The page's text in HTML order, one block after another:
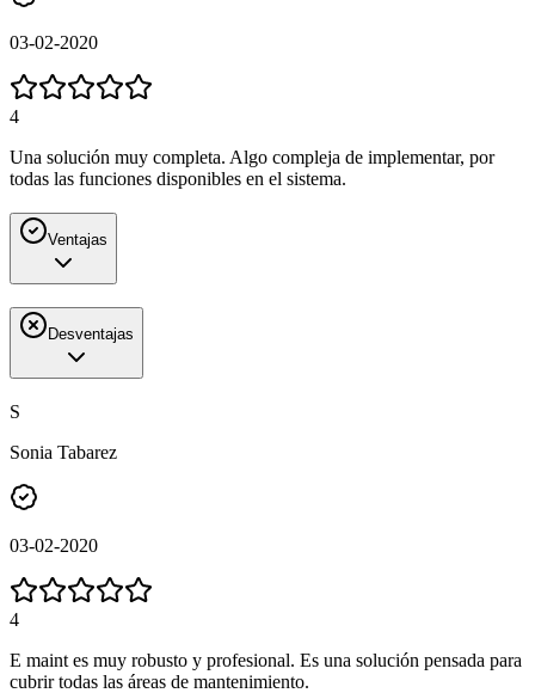
03-02-2020
4
Una solución muy completa. Algo compleja de implementar, por
todas las funciones disponibles en el sistema.
Ventajas
Desventajas
S
Sonia Tabarez
03-02-2020
4
E maint es muy robusto y profesional. Es una solución pensada para
cubrir todas las áreas de mantenimiento.